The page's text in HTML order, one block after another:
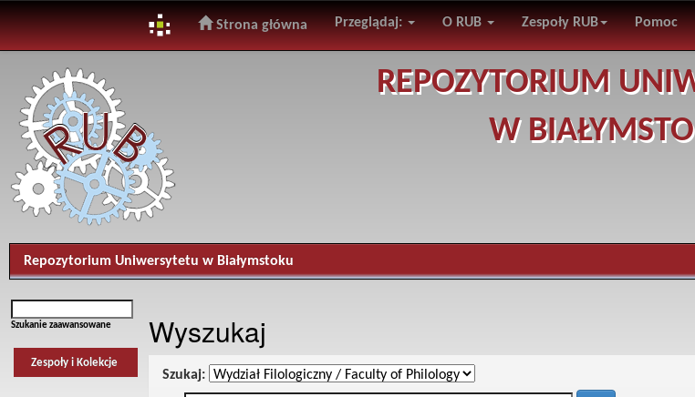
navigation
Strona główna Przeglądaj: O RUB Zespoły RUB Pomoc
REPOZYTORIUM
W
Repozytorium Uniwersytetu w Białymstoku
Szukanie zaawansowane
Zespoły i Kolekcje
Wyszukaj
Szukaj: